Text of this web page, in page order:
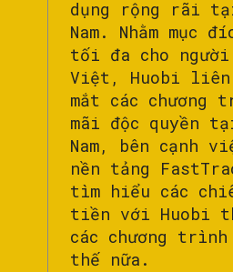
dụng rộng rãi
Nam. Nhằm mục
tối đa cho người
Việt, Huobi
mắt các chương
mãi độc quyền
Nam, bên cạnh
nền tảng
tìm hiểu các
tiền với Huobi
các chương
thế nữa.